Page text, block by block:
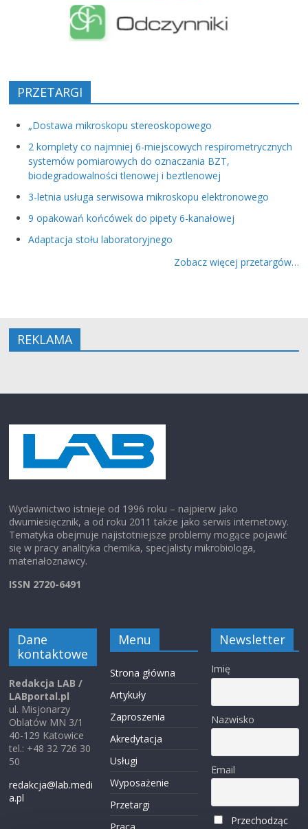
PRZETARGI
„Dostawa mikroskopu stereoskopowego
2 komplety co najmniej 6-miejscowych respirometrycznych
systemów pomiarowych do oznaczania BZT,
biodegradowalności tlenowej i beztlenowej
3-letnia usługa serwisowa mikroskopu elektronowego
9 opakowań końcówek do pipety 6-kanałowej
Adaptacja stołu laboratoryjnego
Zobacz więcej przetargów…
REKLAMA
Wydawnictwo istnieje od 1996 roku – najpierw jako
dwumiesięcznik, a od roku 2011 także jako serwis internetowy.
Tematyka obejmuje najistotniejsze problemy mogące pojawić
się w pracy analityka chemika, specjalisty mikrobiologa,
materiałoznawcy.
ISSN 2720-6491
Dane
kontaktowe
Redakcja LAB /
LABportal.pl
ul. Misjonarzy
Oblatów MN 3/1
40-129 Katowice
tel.: +48 32 726 30
50
redakcja@lab.medi
a.pl
Menu
Strona główna
Artykuły
Zaproszenia
Akredytacja
Usługi
Wyposażenie
Przetargi
Newsletter
Imię
Nazwisko
Email
Przechodząc